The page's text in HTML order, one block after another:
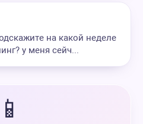
на какой неделе
у меня сейч...
📱